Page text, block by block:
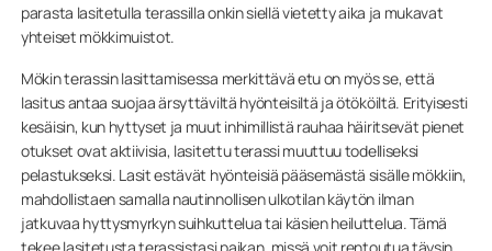
parasta lasitetulla terassilla onkin siellä vietetty aika ja mukavat
yhteiset mökkimuistot.
Mökin terassin lasittamisessa merkittävä etu on myös se, että
lasitus antaa suojaa ärsyttäviltä hyönteisiltä ja ötököiltä. Erityisesti
kesäisin, kun hyttyset ja muut inhimillistä rauhaa häiritsevät pienet
otukset ovat aktiivisia, lasitettu terassi muuttuu todelliseksi
pelastukseksi. Lasit estävät hyönteisiä pääsemästä sisälle mökkiin,
mahdollistaen samalla nautinnollisen ulkotilan käytön ilman
jatkuvaa hyttysmyrkyn suihkuttelua tai käsien heiluttelua. Tämä